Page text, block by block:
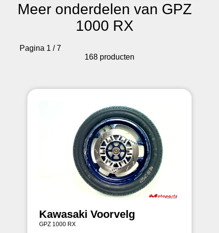
Meer onderdelen van GPZ
1000 RX
Pagina 1 / 7
168 producten
Kawasaki Voorvelg
GPZ 1000 RX